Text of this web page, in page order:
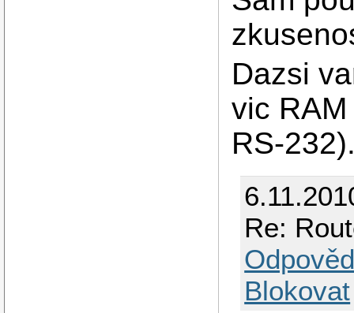
Dazsi
vic
RS-
Re:
Blokovat